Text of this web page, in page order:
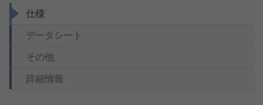
仕様
データシート
その他
詳細情報